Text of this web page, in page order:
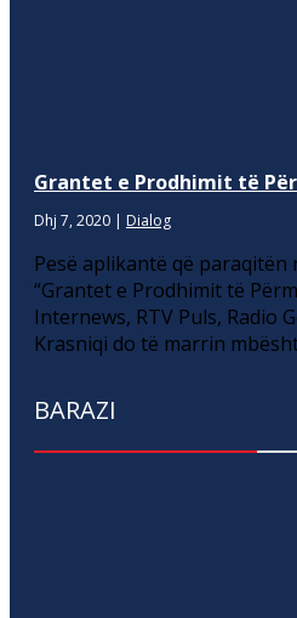
Grantet e Prodhimit të
Dhj 7, 2020 | Dialog
Pesë aplikantë që
“Grantet e Prodhimit të
Internews, RTV Puls, Radio
Krasniqi do të marrin
BARAZI